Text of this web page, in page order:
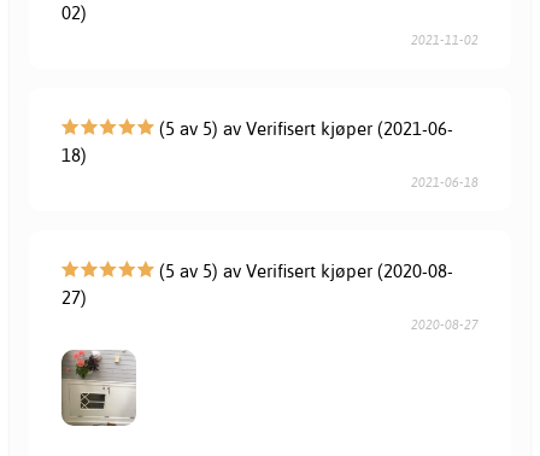
02)
2021-11-02
(5 av 5) av Verifisert kjøper (2021-06-
18)
2021-06-18
(5 av 5) av Verifisert kjøper (2020-08-
27)
2020-08-27